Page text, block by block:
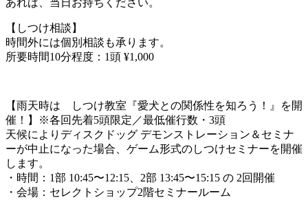
【しつけ相談】
時間外には個別相談も承ります。
所要時間10分程度：1頭 ¥1,000
【雨天時は しつけ教室『愛犬との関係性を知ろう！』を開
催！】※各回先着5頭限定／最低催行数・3頭
天候によりディスクドッグ デモンストレーション＆セミナ
ーが中止になった場合、ゲーム形式のしつけセミナーを開催
します。
・時間：1部 10:45〜12:15、2部 13:45〜15:15 の 2回開催
・会場：セレクトショップ2階セミナールーム